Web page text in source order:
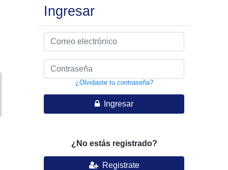
Ingresar
¿Olvidaste tu contraseña?
Ingresar
¿No estás registrado?
Registrate